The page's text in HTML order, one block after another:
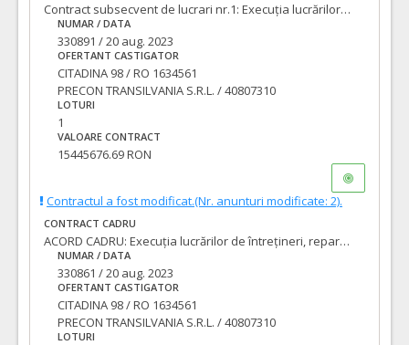
Contract subsecvent de lucrari nr.1: Execuția lucrărilor de întreținere, reparații, amenajări străzi, poduri și trafic rutier pentru municipiul Oradea: „LOT 1 – Mal stâng Crișul Repede”
NUMAR / DATA
330891 / 20 aug. 2023
OFERTANT CASTIGATOR
CITADINA 98 / RO 1634561
PRECON TRANSILVANIA S.R.L. / 40807310
LOTURI
1
VALOARE CONTRACT
15445676.69 RON
Contractul a fost modificat.(Nr. anunturi modificate: 2).
CONTRACT CADRU
ACORD CADRU: Execuția lucrărilor de întrețineri, reparații, amenajări străzi, poduri și trafic rutier pentru municipiul Oradea, pe o perioadă de 4 ani:„LOT 1 – Mal stâng Crișul Repede”
NUMAR / DATA
330861 / 20 aug. 2023
OFERTANT CASTIGATOR
CITADINA 98 / RO 1634561
PRECON TRANSILVANIA S.R.L. / 40807310
LOTURI